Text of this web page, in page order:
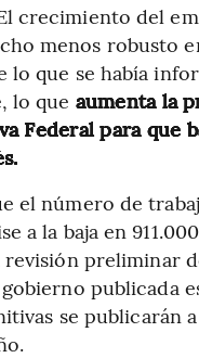
crecimiento del
menos robusto
lo que se había
lo que aumenta la
Federal para que
el número de
a la baja en
revisión preliminar
publicada
se publicarán